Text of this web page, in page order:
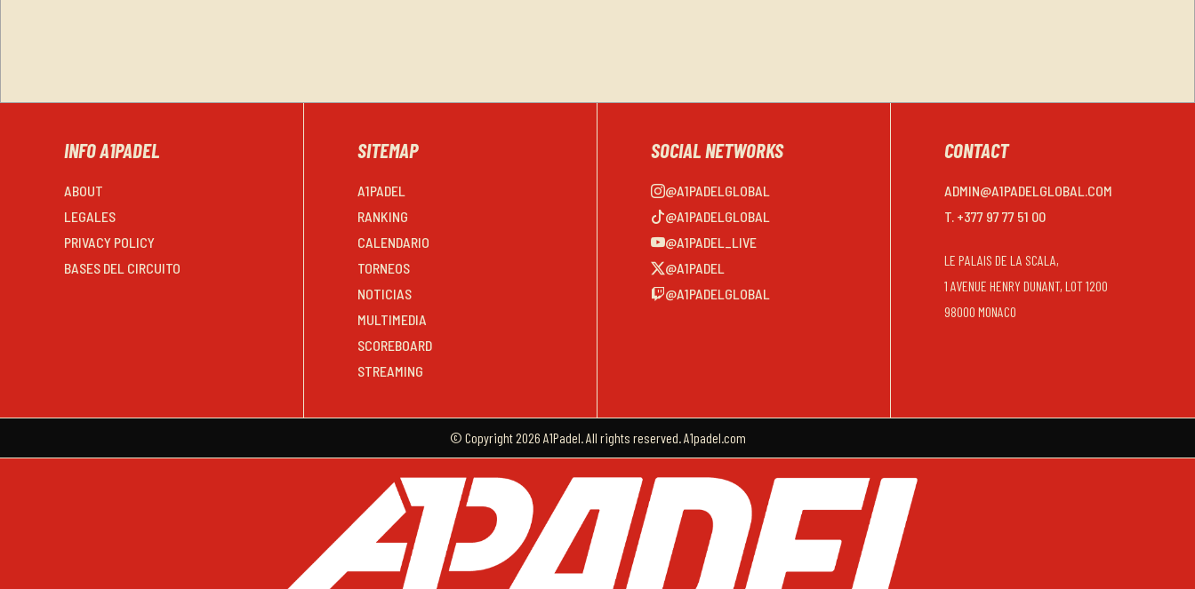
INFO A1PADEL
ABOUT
LEGALES
PRIVACY POLICY
BASES DEL CIRCUITO
SITEMAP
A1PADEL
RANKING
CALENDARIO
TORNEOS
NOTICIAS
MULTIMEDIA
SCOREBOARD
STREAMING
SOCIAL NETWORKS
@A1PADELGLOBAL
@A1PADELGLOBAL
@A1PADEL_LIVE
@A1PADEL
@A1PADELGLOBAL
CONTACT
ADMIN@A1PADELGLOBAL.COM
T. +377 97 77 51 00
LE PALAIS DE LA SCALA,
1 AVENUE HENRY DUNANT, LOT 1200
98000 MONACO
© Copyright 2026 A1Padel. All rights reserved. A1padel.com